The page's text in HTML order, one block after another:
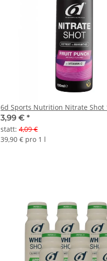
6d Sports Nutrition Nitrate Shot
3,99 € *
statt: 4,09 €
39,90 € pro 1 l